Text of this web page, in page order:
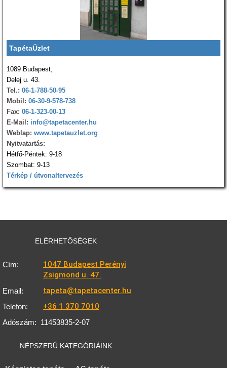
TapétaÜzlet
1089 Budapest,
Delej u. 43.
Tel.: 06-1-788-50-95
Mobil: 06-30-9-578-738
Fax: 06-1-323-00-13
E-Mail: info@tapetacenter.hu
Weblap: www.tapetauzlet.org
Nyitvatartás:
Hétfő-Péntek: 9-18
Szombat: 9-13
Térkép / útvonaltervezés
ELÉRHETŐSÉGEK
Cím:
1047 Budapest Perényi
Zsigmond u. 47.
Email: tapeta@tapetacenter.hu
Telefon: +36 1 370 7010
Adószám: 11453835-2-07
NÉPSZERŰ KATEGÓRIÁINK